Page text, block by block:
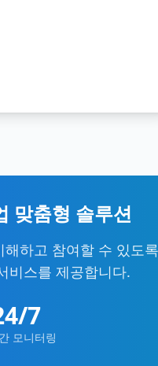
맞춤형 솔루션
하고 참여할 수 있도
비스를 제공합니다.
7
모니터링